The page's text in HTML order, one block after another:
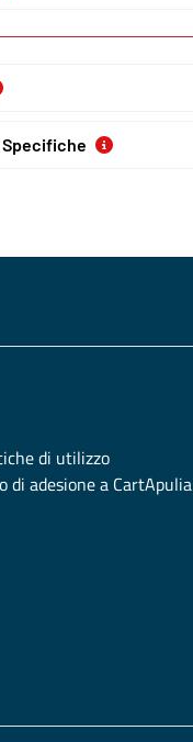
Specifiche
di utilizzo
di adesione a CartApulia